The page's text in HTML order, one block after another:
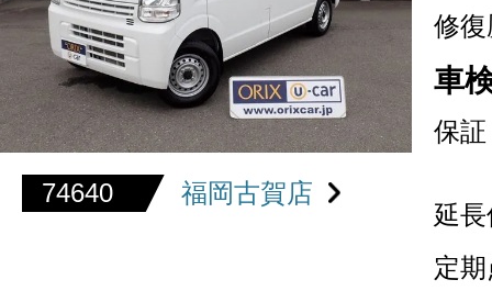
74640 福岡古賀店
修復
車
保証
延
定